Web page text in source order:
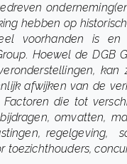
hebben op
voorhanden is
Hoewel de DGB
afwijken van de
Factoren die tot
omvatten,
regelgeving,
toezichthouders,